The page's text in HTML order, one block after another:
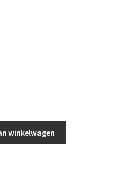
winkelwagen